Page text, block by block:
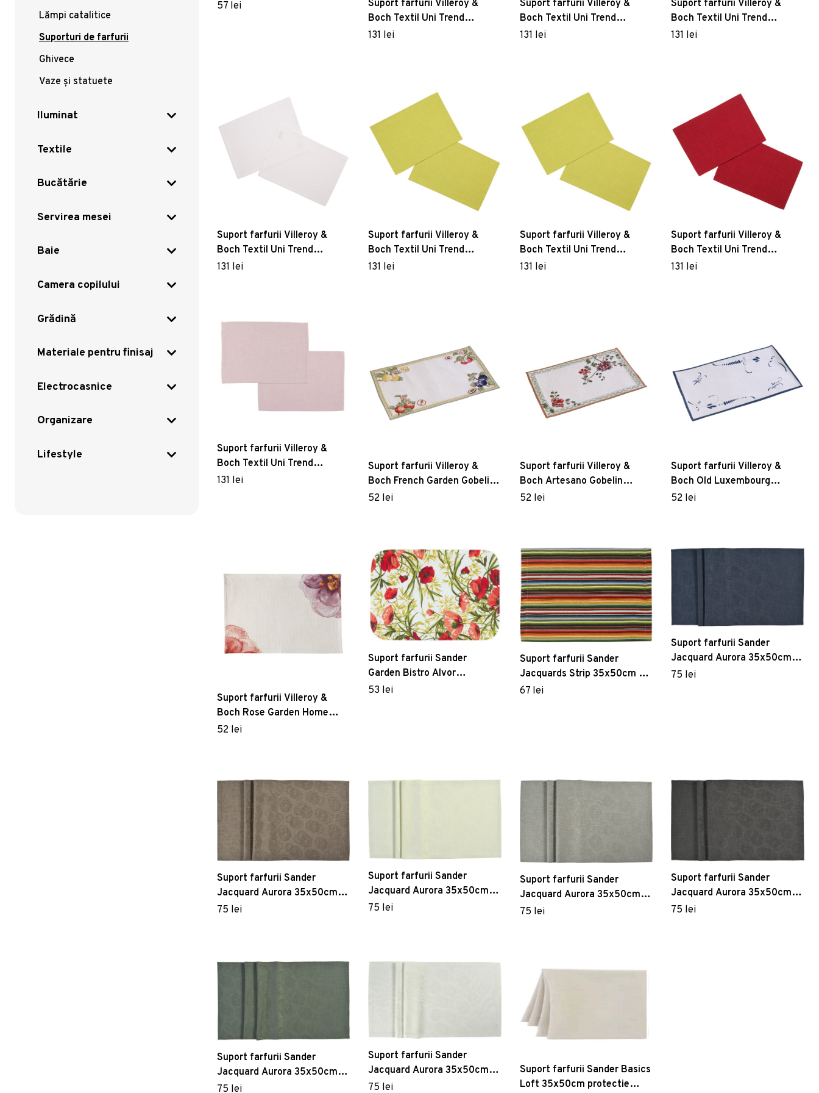
Lămpi catalitice
Suporturi de farfurii
Ghivece
Vaze și statuete
Iluminat
Textile
Bucătărie
Servirea mesei
Baie
Camera copilului
Grădină
Materiale pentru finisaj
Electrocasnice
Organizare
Lifestyle
Flowers 35x48cm
57 lei
Suport farfurii Villeroy &
Boch Textil Uni Trend
35x50cm 2 piese Black
131 lei
Suport farfurii Villeroy &
Boch Textil Uni Trend
35x50cm 2 piese Dark Blue
131 lei
Suport farfurii Villeroy &
Boch Textil Uni Trend
35x50cm 2 piese Dark Green
131 lei
Suport farfurii Villeroy &
Boch Textil Uni Trend
35x50cm 2 piese Ecru
131 lei
Suport farfurii Villeroy &
Boch Textil Uni Trend
35x50cm 2 piese Graphit
131 lei
Suport farfurii Villeroy &
Boch Textil Uni Trend
35x50cm 2 piese Lime
131 lei
Suport farfurii Villeroy &
Boch Textil Uni Trend
35x50cm 2 piese Red
131 lei
Suport farfurii Villeroy &
Boch Textil Uni Trend
35x50cm 2 piese Rosewood
131 lei
Suport farfurii Villeroy &
Boch French Garden Gobelin
32x48cm
52 lei
Suport farfurii Villeroy &
Boch Artesano Gobelin
35x50cm
52 lei
Suport farfurii Villeroy &
Boch Old Luxembourg
Gobelin 32x48cm
52 lei
Suport farfurii Villeroy &
Boch Rose Garden Home
Gobelin 35x50cm
52 lei
Suport farfurii Sander
Garden Bistro Alvor
35x50cm oval acoperire
53 lei
Suport farfurii Sander
Jacquards Strip 35x50cm 40
natur
67 lei
Suport farfurii Sander
Jacquard Aurora 35x50cm
74 vintage blue
75 lei
Suport farfurii Sander
Jacquard Aurora 35x50cm
70 atmosphere
75 lei
Suport farfurii Sander
Jacquard Aurora 35x50cm
47 oyster
75 lei
Suport farfurii Sander
Jacquard Aurora 35x50cm
42 rock
75 lei
Suport farfurii Sander
Jacquard Aurora 35x50cm
34 graphite
75 lei
Suport farfurii Sander
Jacquard Aurora 35x50cm
32 mermaid
75 lei
Suport farfurii Sander
Jacquard Aurora 35x50cm
29 ecru
75 lei
Suport farfurii Sander Basics
Loft 35x50cm protectie